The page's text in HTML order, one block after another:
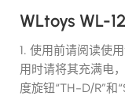
WLtoys WL-
1. 使用前请阅读使
用时请将其充满电
度旋钮“TH-D/R”和